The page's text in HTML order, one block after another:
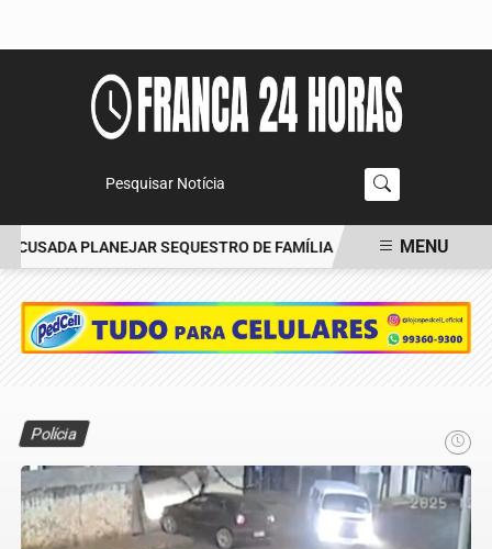
Pesquisar Notícia
PLANEJAR SEQUESTRO DE FAMÍLIA CARRO BATE EM
MENU
Polícia